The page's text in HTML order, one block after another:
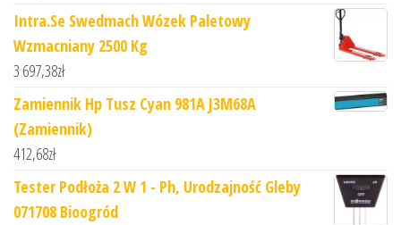
Intra.Se Swedmach Wózek Paletowy
Wzmacniany 2500 Kg
3 697,38zł
Zamiennik Hp Tusz Cyan 981A J3M68A
(Zamiennik)
412,68zł
Tester Podłoża 2 W 1 - Ph, Urodzajność Gleby
071708 Bioogród